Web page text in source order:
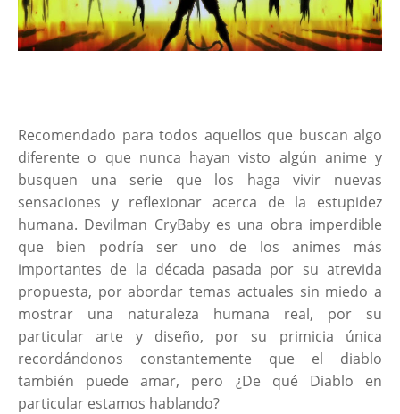
Recomendado para todos aquellos que buscan algo
diferente o que nunca hayan visto algún anime y
busquen una serie que los haga vivir nuevas
sensaciones y reflexionar acerca de la estupidez
humana. Devilman CryBaby es una obra imperdible
que bien podría ser uno de los animes más
importantes de la década pasada por su atrevida
propuesta, por abordar temas actuales sin miedo a
mostrar una naturaleza humana real, por su
particular arte y diseño, por su primicia única
recordándonos constantemente que el diablo
también puede amar, pero ¿De qué Diablo en
particular estamos hablando?